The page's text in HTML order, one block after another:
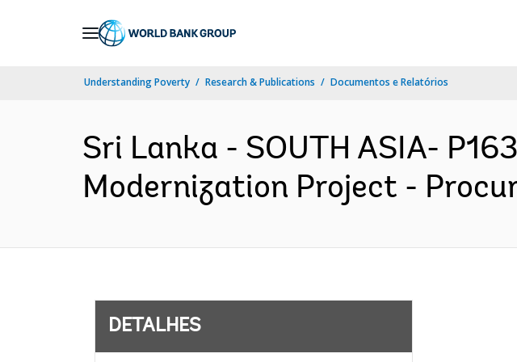
Understanding Poverty Research & Publications Documentos e Relatórios
Sri Lanka - SOUTH ASIA-
Modernization Project -
DETALHES